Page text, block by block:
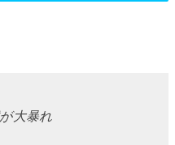
大暴れ